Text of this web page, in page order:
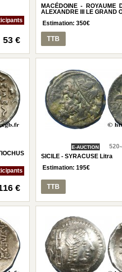
53 €
MACÉDOINE - ROYAUME
ALEXANDRE III LE GRAND
Estimation:350€
TTB
€
E-AUCTION
SICILE - SYRACUSE Litra
Estimation:195€
TTB